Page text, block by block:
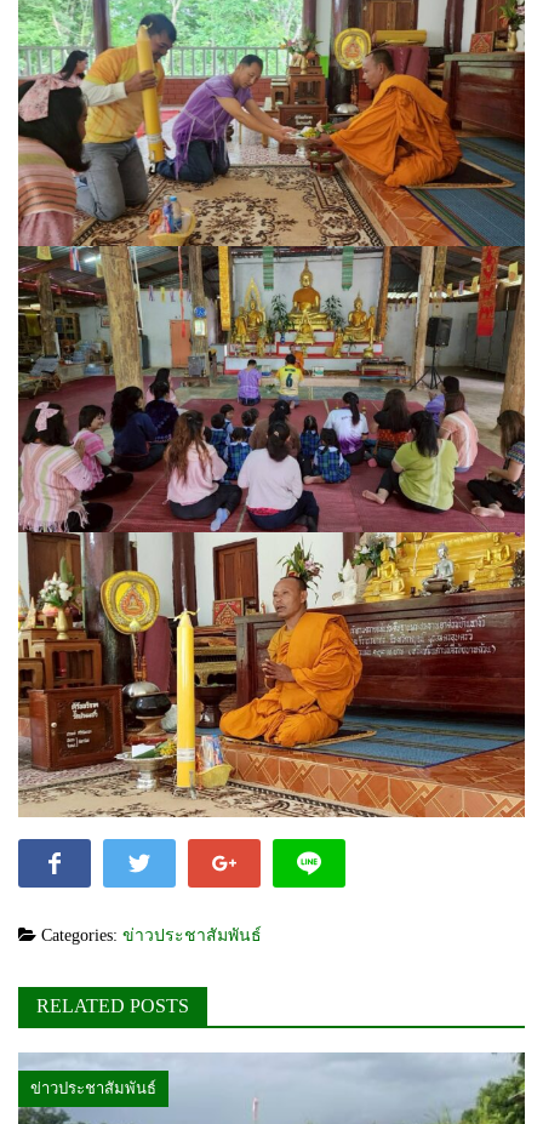
Categories: ข่าวประชาสัมพันธ์
RELATED POSTS
ข่าวประชาสัมพันธ์